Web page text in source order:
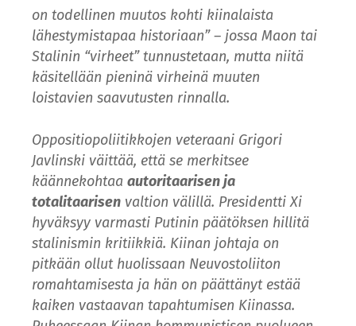
on todellinen muutos kohti kiinalaista
lähestymistapaa historiaan” – jossa Maon tai
Stalinin “virheet” tunnustetaan, mutta niitä
käsitellään pieninä virheinä muuten
loistavien saavutusten rinnalla.
Oppositiopoliitikkojen veteraani Grigori
Javlinski väittää, että se merkitsee
käännekohtaa autoritaarisen ja
totalitaarisen valtion välillä. Presidentti Xi
hyväksyy varmasti Putinin päätöksen hillitä
stalinismin kritiikkiä. Kiinan johtaja on
pitkään ollut huolissaan Neuvostoliiton
romahtamisesta ja hän on päättänyt estää
kaiken vastaavan tapahtumisen Kiinassa.